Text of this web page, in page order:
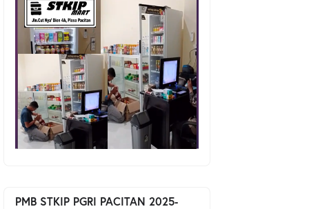
PMB STKIP PGRI PACITAN 2025-